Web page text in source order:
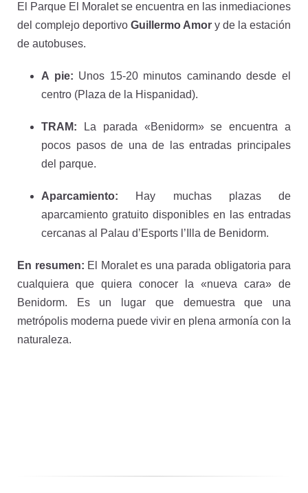
El Parque El Moralet se encuentra en las inmediaciones
del complejo deportivo Guillermo Amor y de la estación
de autobuses.
A pie: Unos 15-20 minutos caminando desde el
centro (Plaza de la Hispanidad).
TRAM: La parada «Benidorm» se encuentra a
pocos pasos de una de las entradas principales
del parque.
Aparcamiento: Hay muchas plazas de
aparcamiento gratuito disponibles en las entradas
cercanas al Palau d’Esports l’Illa de Benidorm.
En resumen: El Moralet es una parada obligatoria para
cualquiera que quiera conocer la «nueva cara» de
Benidorm. Es un lugar que demuestra que una
metrópolis moderna puede vivir en plena armonía con la
naturaleza.